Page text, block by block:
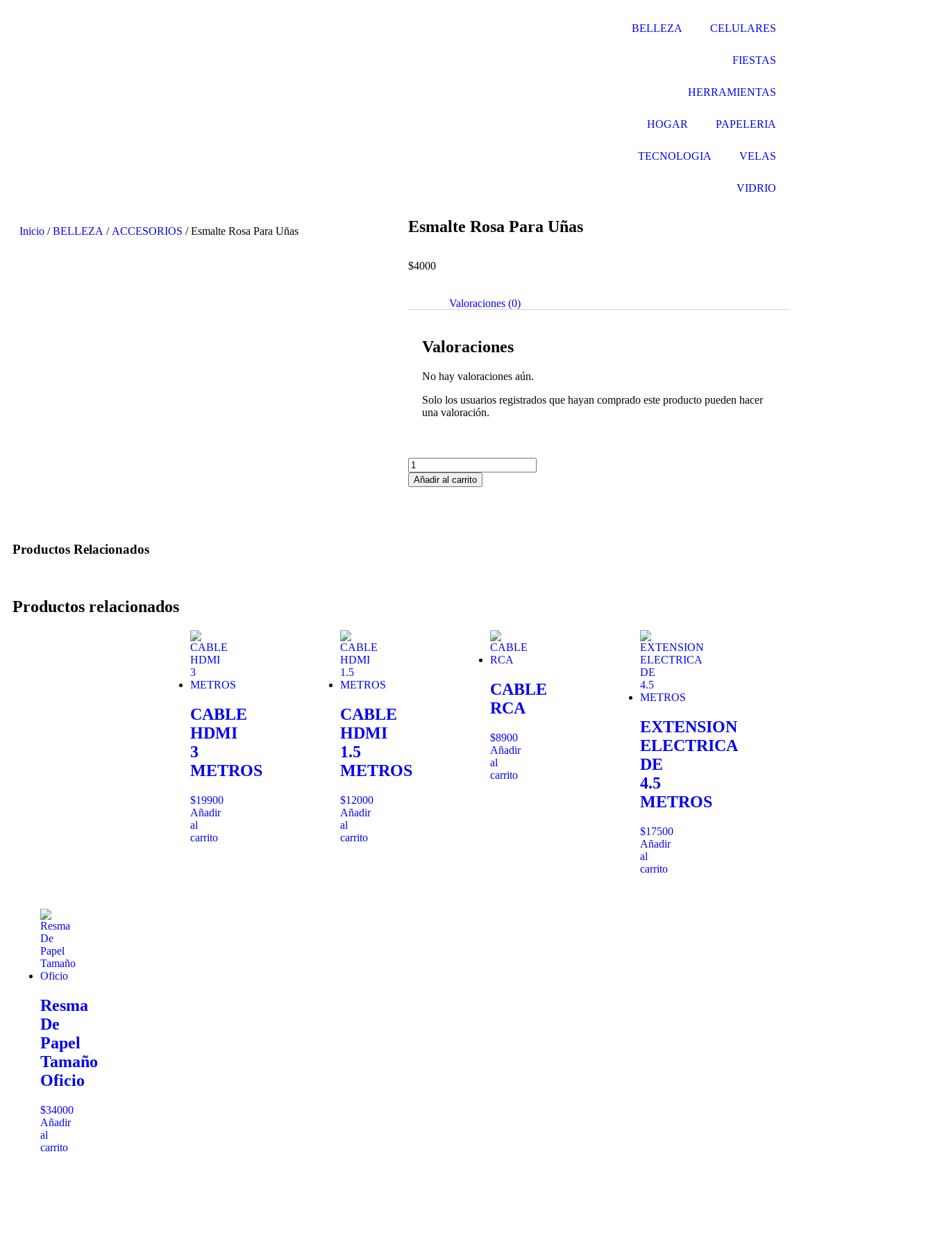
BELLEZA CELULARES
FIESTAS
HERRAMIENTAS
HOGAR PAPELERIA
TECNOLOGIA VELAS
VIDRIO
Inicio /BELLEZA / ACCESORIOS / Esmalte Rosa Para Uñas Esmalte Rosa Para Uñas
$4000
Valoraciones (0)
Valoraciones
No hay valoraciones aún.
Solo los usuarios registrados que hayan comprado este producto pueden hacer
una valoración.
Añadir al carrito
Productos Relacionados
Productos relacionados
CABLE
HDMI
3
METROS
$19900
Añadir
al
carrito
CABLE
HDMI
1.5
METROS
$12000
Añadir
al
carrito
CABLE
RCA
$8900
Añadir
al
carrito
EXTENSION
ELECTRICA
DE
4.5
METROS
$17500
Añadir
al
carrito
Resma
De
Papel
Tamaño
Oficio
$34000
Añadir
al
carrito